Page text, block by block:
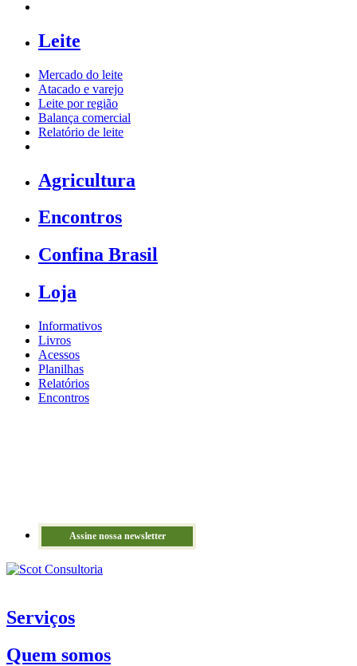
Leite
Mercado do leite
Atacado e varejo
Leite por região
Balança comercial
Relatório de leite
Agricultura
Encontros
Confina Brasil
Loja
Informativos
Livros
Acessos
Planilhas
Relatórios
Encontros
Assine nossa newsletter
Serviços
Quem somos